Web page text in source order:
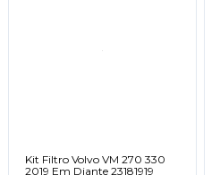
Kit Filtro Volvo VM 270 330
2019 Em Diante 23181919